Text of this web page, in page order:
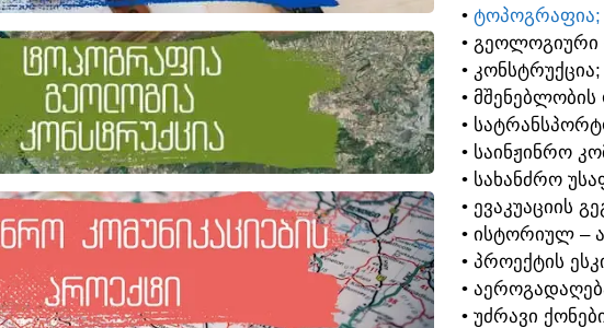
• ᲢᲝᲞᲝᲒᲠᲐᲤᲘᲐ;
• ᲒᲔᲝᲚᲝᲒᲘᲣᲠᲘ
• ᲙᲝᲜᲡᲢᲠᲣᲥᲪᲘᲐ;
•
•
• ᲡᲐᲘᲜᲟᲘᲜᲠᲝ
• ᲡᲐᲮᲐᲜᲫᲠᲝ
• ᲔᲕᲐᲙᲣᲐᲪᲘᲘᲡ
• ᲘᲡᲢᲝᲠᲘᲣᲚ –
• ᲞᲠᲝᲔᲥᲢᲘᲡ
•
• ᲣᲫᲠᲐᲕᲘ